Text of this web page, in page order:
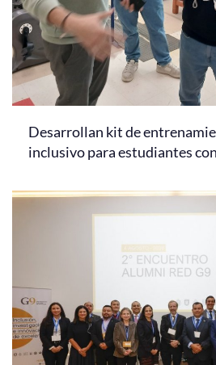
Desarrollan kit de
inclusivo para estudiantes